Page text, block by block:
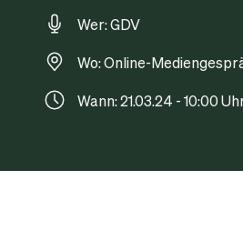
Wer: GDV
Wo: Online-
Wann: 21.03.24 - 10:00